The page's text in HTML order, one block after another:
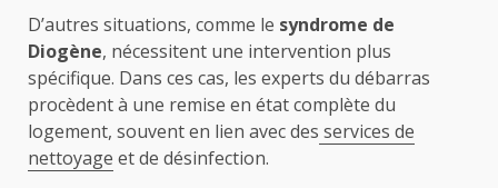
D’autres situations, comme le syndrome de
Diogène, nécessitent une intervention plus
spécifique. Dans ces cas, les experts du débarras
procèdent à une remise en état complète du
logement, souvent en lien avec des services de
nettoyage et de désinfection.